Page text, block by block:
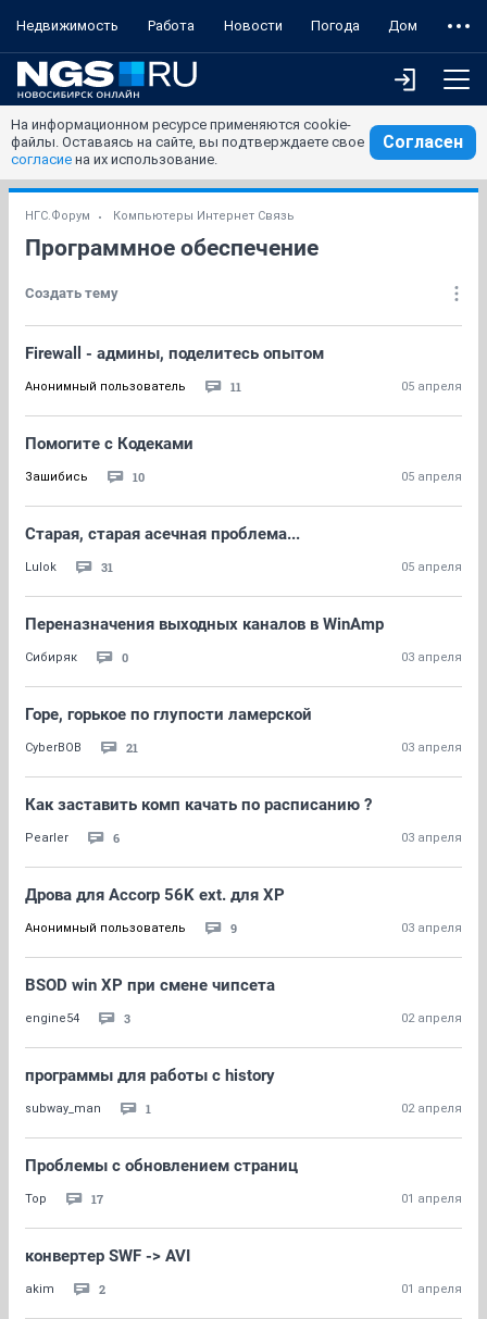
Недвижимость Работа Новости Погода Дом
На информационном ресурсе применяются cookie-
файлы. Оставаясь на сайте, вы подтверждаете свое
согласие на их использование.
Согласен
НГС.Форум Компьютеры Интернет Связь
Программное обеспечение
Создать тему
Firewall - админы, поделитесь опытом
Анонимный пользователь 11 05 апреля
Помогите с Кодеками
Зашибись 10 05 апреля
Старая, старая асечная проблема...
Lulok 31 05 апреля
Переназначения выходных каналов в WinAmp
Сибиряк 0 03 апреля
Горе, горькое по глупости ламерской
CyberBOB 21 03 апреля
Как заставить комп качать по расписанию ?
Pearler 6 03 апреля
Дрова для Accorp 56K ext. для ХР
Анонимный пользователь 9 03 апреля
BSOD win XP при смене чипсета
engine54 3 02 апреля
программы для работы с history
subway_man 1 02 апреля
Проблемы с обновлением страниц
Тор 17 01 апреля
конвертер SWF -> AVI
akim 2 01 апреля